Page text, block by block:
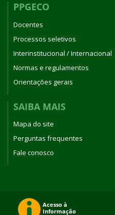
PPGECO
Docentes
Processos seletivos
Interinstitucional / Internacional
Normas e regulamentos
Orientações gerais
SAIBA MAIS
Mapa do site
Perguntas frequentes
Fale conosco